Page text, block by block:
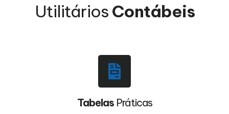
Utilitários Contábeis
Tabelas Práticas